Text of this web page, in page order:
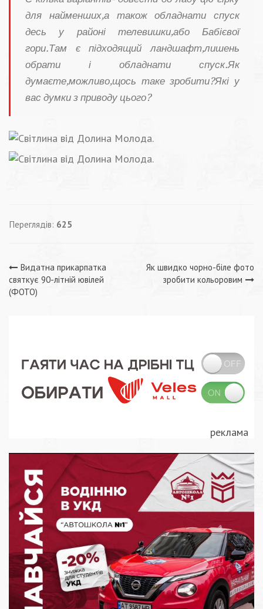
для найменших,а також обладнати спуск
десь у районі телевишки,або Бабієвої
гори.Там є підходящий ландшафт,лишень
обрати і обладнати спуск.Як
думаєте,можливо,щось таке зробити?Які у
вас думки з приводу цього?
Переглядів: 625
Навігація
записів
Видатна прикарпатка
святкує 90-літній ювілей
(ФОТО)
Як швидко чорно-біле фото
зробити кольоровим